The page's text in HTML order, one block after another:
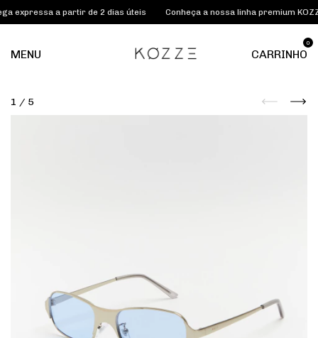
expressa a partir de 2 dias úteis Conheça a nossa linha premium KOZZE
MENU CARRINHO
0
1 / 5